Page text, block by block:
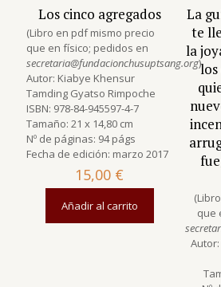
Los cinco agregados
(Libro en pdf mismo precio
que en físico; pedidos en
secretaria@fundacionchusuptsang.org)
Autor: Kiabye Khensur
Tamding Gyatso Rimpoche
ISBN: 978-84-945597-4-7
Tamaño: 21 x 14,80 cm
Nº de páginas: 94 págs
Fecha de edición: marzo 2017
15,00 €
Añadir al carrito
La
te
la
los
que